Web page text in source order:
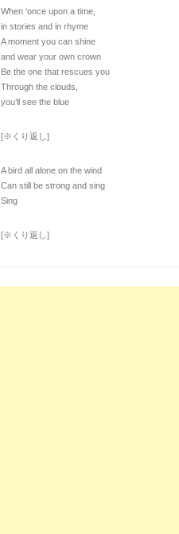
When ‘once upon a time,
in stories and in rhyme
A moment you can shine
and wear your own crown
Be the one that rescues you
Through the clouds,
you’ll see the blue
[※くり返し]
A bird all alone on the wind
Can still be strong and sing
Sing
[※くり返し]